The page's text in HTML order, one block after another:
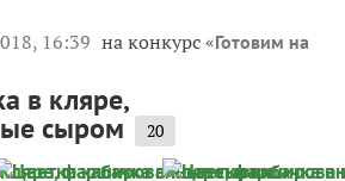
16:39 на конкурс «Готовим на
в кляре,
сыром 20